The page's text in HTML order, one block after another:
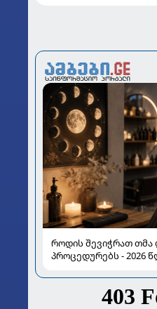
როდის შევიჭრათ
პროცედურებს - 2026